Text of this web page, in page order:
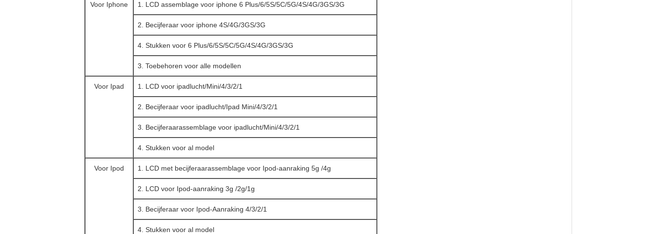
Voor Iphone 1. LCD assemblage voor iphone 6 Plus/6/5S/5C/5G/4S/4G/3GS/3G
2. Becijferaar voor iphone 4S/4G/3GS/3G
4. Stukken voor 6 Plus/6/5S/5C/5G/4S/4G/3GS/3G
3. Toebehoren voor alle modellen
Voor Ipad 1. LCD voor ipadlucht/Mini/4/3/2/1
2. Becijferaar voor ipadlucht/Ipad Mini/4/3/2/1
3. Becijferaarassemblage voor ipadlucht/Mini/4/3/2/1
4. Stukken voor al model
Voor Ipod 1. LCD met becijferaarassemblage voor Ipod-aanraking 5g /4g
2. LCD voor Ipod-aanraking 3g /2g/1g
3. Becijferaar voor Ipod-Aanraking 4/3/2/1
4. Stukken voor al model